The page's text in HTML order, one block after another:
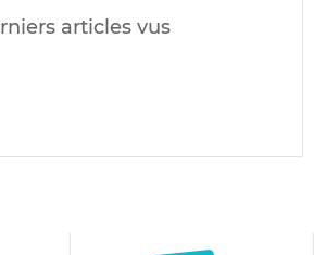
articles vus